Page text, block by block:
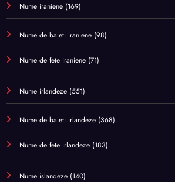
Nume iraniene (169)
Nume de baieti iraniene (98)
Nume de fete iraniene (71)
Nume irlandeze (551)
Nume de baieti irlandeze (368)
Nume de fete irlandeze (183)
Nume islandeze (140)